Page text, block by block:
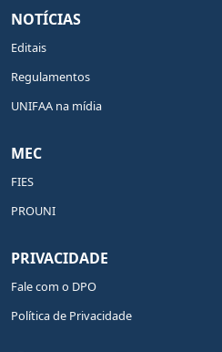
NOTÍCIAS
Editais
Regulamentos
UNIFAA na mídia
MEC
FIES
PROUNI
PRIVACIDADE
Fale com o DPO
Política de Privacidade